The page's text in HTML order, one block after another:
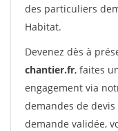
des particuliers
Habitat.
Devenez dès à
chantier.fr, faites
engagement via
demandes de
demande validée,